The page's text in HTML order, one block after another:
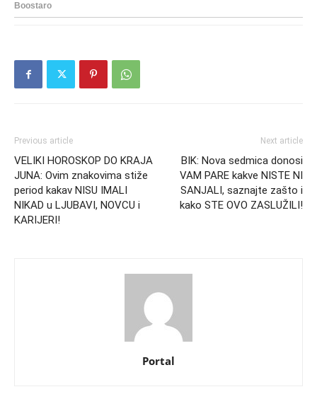
Previous article
VELIKI HOROSKOP DO KRAJA
JUNA: Ovim znakovima stiže
period kakav NISU IMALI
NIKAD u LJUBAVI, NOVCU i
KARIJERI!
Next article
BIK: Nova sedmica donosi
VAM PARE kakve NISTE NI
SANJALI, saznajte zašto i
kako STE OVO ZASLUŽILI!
Portal